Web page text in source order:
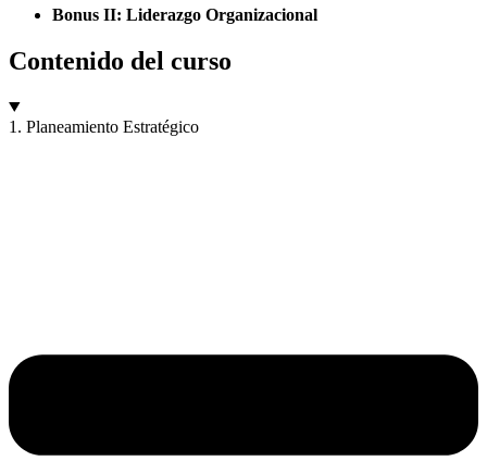
Bonus II: Liderazgo Organizacional
Contenido del curso
1. Planeamiento Estratégico